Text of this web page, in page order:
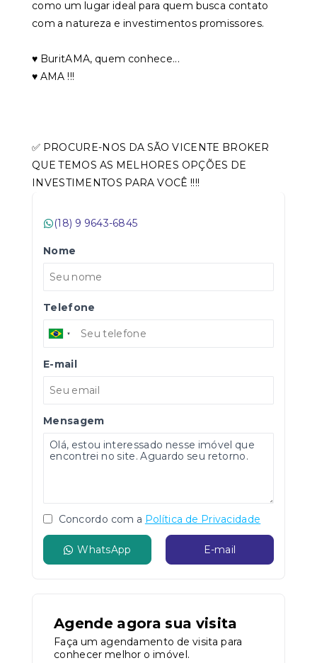
como um lugar ideal para quem busca contato
com a natureza e investimentos promissores.
♥️ BuritAMA, quem conhece...
♥️ AMA !!!
✅ PROCURE-NOS DA SÃO VICENTE BROKER
QUE TEMOS AS MELHORES OPÇÕES DE
INVESTIMENTOS PARA VOCÊ !!!!
(18) 9 9643-6845
Nome
Telefone
E-mail
Mensagem
Concordo com a Política de Privacidade
WhatsApp E-mail
Agende agora sua visita
Faça um agendamento de visita para
conhecer melhor o imóvel.